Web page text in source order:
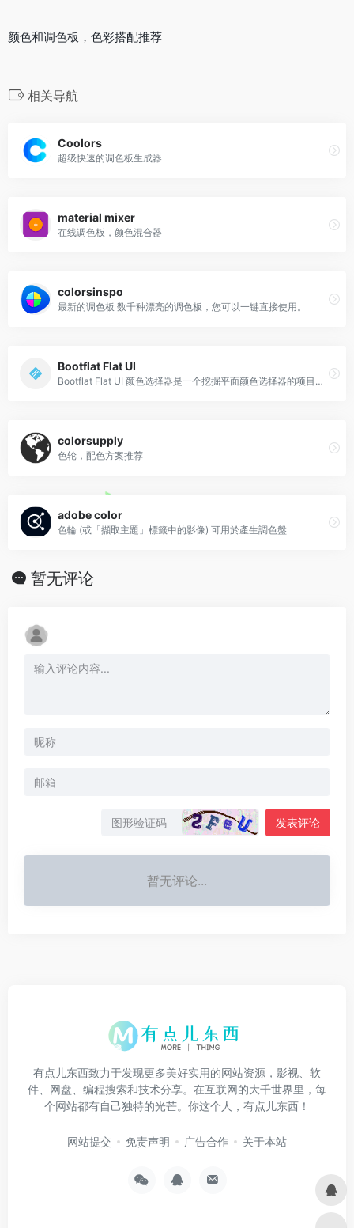
颜色和调色板，色彩搭配推荐
相关导航
Coolors
超级快速的调色板生成器
material mixer
在线调色板，颜色混合器
colorsinspo
最新的调色板 数千种漂亮的调色板，您可以一键直接使用。
Bootflat Flat UI
Bootflat Flat UI 颜色选择器是一个挖掘平面颜色选择器的项目，它为平面设计提供完美的颜色
colorsupply
色轮，配色方案推荐
adobe color
色輪 (或「擷取主題」標籤中的影像) 可用於產生調色盤
暂无评论
发表评论
暂无评论...
有点儿东西致力于发现更多美好实用的网站资源，影视、软
件、网盘、编程搜索和技术分享。在互联网的大千世界里，每
个网站都有自己独特的光芒。你这个人，有点儿东西！
网站提交 免责声明 广告合作 关于本站